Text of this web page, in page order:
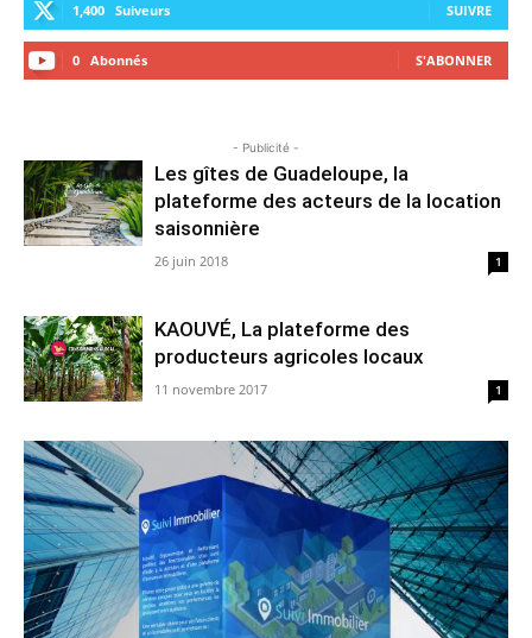
1,400 Suiveurs SUIVRE
0 Abonnés S'ABONNER
- Publicité -
Les gîtes de Guadeloupe, la
plateforme des acteurs de la location
saisonnière
26 juin 2018 1
KAOUVÉ, La plateforme des
producteurs agricoles locaux
11 novembre 2017 1